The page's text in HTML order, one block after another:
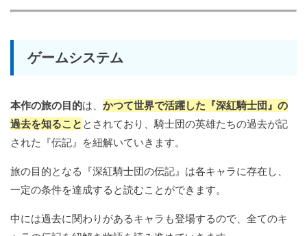
ゲームシステム
本作の旅の目的は、 かつて世界で活躍した『深紅騎士団』の
過去を知ること とされており、騎士団の英雄たちの過去が記
された『伝記』を紐解いていきます。
旅の目的となる『深紅騎士団の伝記』は各キャラに存在し、
一定の条件を達成すると読むことができます。
中には過去に関わりがあるキャラも登場するので、全てのキ